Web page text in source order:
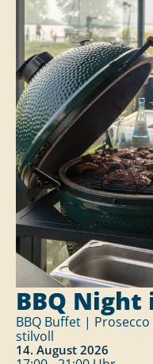
BBQ
BBQ Buffet |
stilvoll
14. August 2026